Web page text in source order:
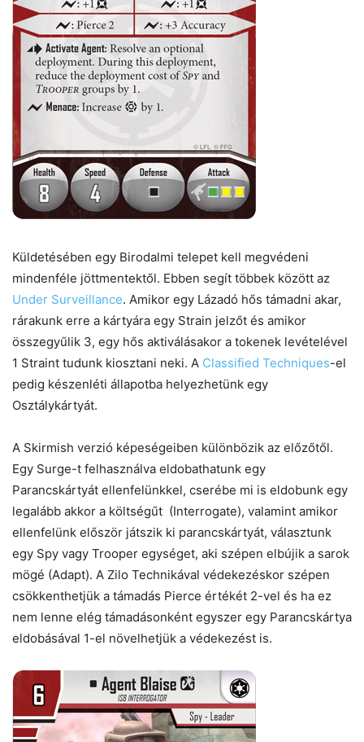
Küldetésében egy Birodalmi telepet kell megvédeni
mindenféle jöttmentektől. Ebben segít többek között az
Under Surveillance. Amikor egy Lázadó hős támadni akar,
rárakunk erre a kártyára egy Strain jelzőt és amikor
összegyűlik 3, egy hős aktiválásakor a tokenek levételével
1 Straint tudunk kiosztani neki. A Classified Techniques-el
pedig készenléti állapotba helyezhetünk egy
Osztálykártyát.
A Skirmish verzió képeségeiben különbözik az előzőtől.
Egy Surge-t felhasználva eldobathatunk egy
Parancskártyát ellenfelünkkel, cserébe mi is eldobunk egy
legalább akkor a költségűt (Interrogate), valamint amikor
ellenfelünk először játszik ki parancskártyát, választunk
egy Spy vagy Trooper egységet, aki szépen elbújik a sarok
mögé (Adapt). A Zilo Technikával védekezéskor szépen
csökkenthetjük a támadás Pierce értékét 2-vel és ha ez
nem lenne elég támadásonként egyszer egy Parancskártya
eldobásával 1-el növelhetjük a védekezést is.